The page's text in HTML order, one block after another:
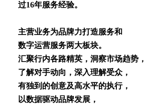
过16年服务经验。
主营业务为品牌⼒打造服务和
数字运营服务两⼤板块。
汇聚⾏内各路精英，洞察市场趋势，
了解对⼿动向，深⼊理解受众，
有独到的创意及⾼⽔平的执⾏，
以数据驱动品牌发展，